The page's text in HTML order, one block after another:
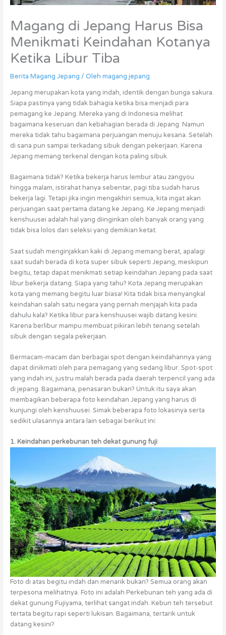
Magang di Jepang Harus Bisa
Menikmati Keindahan Kotanya
Ketika Libur Tiba
Berita Magang Jepang / Oleh magang jepang
Jepang merupakan kota yang indah, identik dengan bunga sakura.
Siapa pastinya yang tidak bahagia ketika bisa menjadi para
pemagang ke Jepang. Mereka yang di Indonesia melihat
bagaimana keseruan dan kebahagian berada di Jepang. Namun
mereka tidak tahu bagaimana perjuangan menuju kesana. Setelah
di sana pun sampai terkadang sibuk dengan pekerjaan. Karena
Jepang memang terkenal dengan kota paling sibuk.
Bagaimana tidak? Ketika bekerja harus lembur atau zangyou
hingga malam, istirahat hanya sebentar, pagi tiba sudah harus
bekerja lagi. Tetapi jika ingin mengakhiri semua, kita ingat akan
perjuangan saat pertama datang ke Jepang. Ke Jepang menjadi
kenshuusei adalah hal yang diinginkan oleh banyak orang yang
tidak bisa lolos dari seleksi yang demikian ketat.
Saat sudah menginjakkan kaki di Jepang memang berat, apalagi
saat sudah berada di kota super sibuk seperti Jepang, meskipun
begitu, tetap dapat menikmati setiap keindahan Jepang pada saat
libur bekerja datang. Siapa yang tahu? Kota Jepang merupakan
kota yang memang begitu luar biasa! Kita tidak bisa menyangkal
keindahan salah satu negara yang pernah menjajah kita pada
dahulu kala? Ketika libur para kenshuusei wajib datang kesini.
Karena berlibur mampu membuat pikiran lebih tenang setelah
sibuk dengan segala pekerjaan.
Bermacam-macam dan berbagai spot dengan keindahannya yang
dapat dinikmati oleh para pemagang yang sedang libur. Spot-spot
yang indah ini, justru malah berada pada daerah terpencil yang ada
di jepang. Bagaimana, penasaran bukan? Untuk itu saya akan
membagikan beberapa foto keindahan Jepang yang harus di
kunjungi oleh kenshuusei. Simak beberapa foto lokasinya serta
sedikit ulasannya antara lain sebagai berikut ini:
1. Keindahan perkebunan teh dekat gunung fuji
Foto di atas begitu indah dan menarik bukan? Semua orang akan
terpesona melihatnya. Foto ini adalah Perkebunan teh yang ada di
dekat gunung Fujiyama, terlihat sangat indah. Kebun teh tersebut
tertata begitu rapi seperti lukisan. Bagaimana, tertarik untuk
datang kesini?